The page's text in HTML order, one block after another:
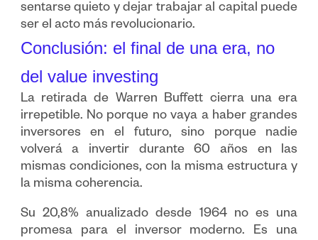
sentarse quieto y dejar trabajar al capital puede
ser el acto más revolucionario.
Conclusión: el final de una era, no
del value investing
La retirada de Warren Buffett cierra una era
irrepetible. No porque no vaya a haber grandes
inversores en el futuro, sino porque nadie
volverá a invertir durante 60 años en las
mismas condiciones, con la misma estructura y
la misma coherencia.
Su 20,8% anualizado desde 1964 no es una
promesa para el inversor moderno. Es una